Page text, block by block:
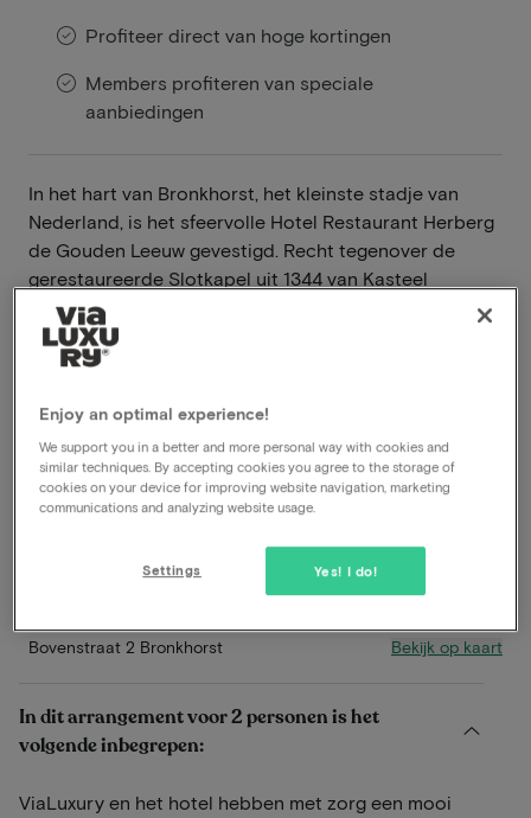
Profiteer direct van hoge kortingen
Members profiteren van speciale
aanbiedingen
In het hart van Bronkhorst, het kleinste stadje van
Nederland, is het sfeervolle Hotel Restaurant Herberg
de Gouden Leeuw gevestigd. Recht tegenover de
gerestaureerde Slotkapel uit 1344 van Kasteel
Bronkhorst. Bronkhorst heeft sinds 1482 stadsrechten
en is met zijn 150 inwoners het kleinste stadje van
Nederland. Buiten de historie van Bronkhorst is er
À-la-carterestaurant
Inclusief fietshuur
Bovenstraat 2 Bronkhorst Bekijk op kaart
In dit arrangement voor 2 personen is het
volgende inbegrepen:
ViaLuxury en het hotel hebben met zorg een mooi
Enjoy an optimal experience!
We support you in a better and more personal way with cookies and
similar techniques. By accepting cookies you agree to the storage of
cookies on your device for improving website navigation, marketing
communications and analyzing website usage.
Yes! I do!
Settings